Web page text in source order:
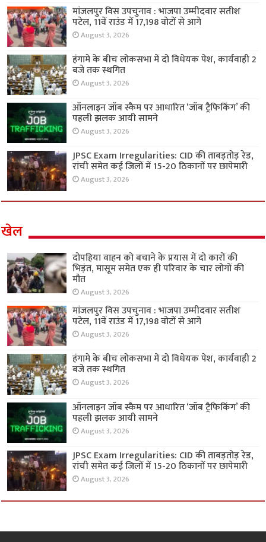
मांजलपुर विस उपचुनाव : भाजपा उम्मीदवार सतीश
पटेल, 11वें राउंड में 17,198 वोटों से आगे
August 3, 2026
हंगामे के बीच लोकसभा में दो विधेयक पेश, कार्यवाही 2
बजे तक स्थगित
August 3, 2026
ऑनलाइन जॉब स्कैम पर आधारित ‘जॉब ट्रैफिकिंग’ की
पहली झलक आयी सामने
August 3, 2026
JPSC Exam Irregularities: CID की ताबड़तोड़ रेड,
रांची समेत कई जिलों में 15-20 ठिकानों पर छापेमारी
August 3, 2026
खेल
दोपहिया वाहन को बचाने के प्रयास में दो कारों की
भिड़ंत, मासूम समेत एक ही परिवार के चार लोगों की
मौत
August 3, 2026
मांजलपुर विस उपचुनाव : भाजपा उम्मीदवार सतीश
पटेल, 11वें राउंड में 17,198 वोटों से आगे
August 3, 2026
हंगामे के बीच लोकसभा में दो विधेयक पेश, कार्यवाही 2
बजे तक स्थगित
August 3, 2026
ऑनलाइन जॉब स्कैम पर आधारित ‘जॉब ट्रैफिकिंग’ की
पहली झलक आयी सामने
August 3, 2026
JPSC Exam Irregularities: CID की ताबड़तोड़ रेड,
रांची समेत कई जिलों में 15-20 ठिकानों पर छापेमारी
August 3, 2026